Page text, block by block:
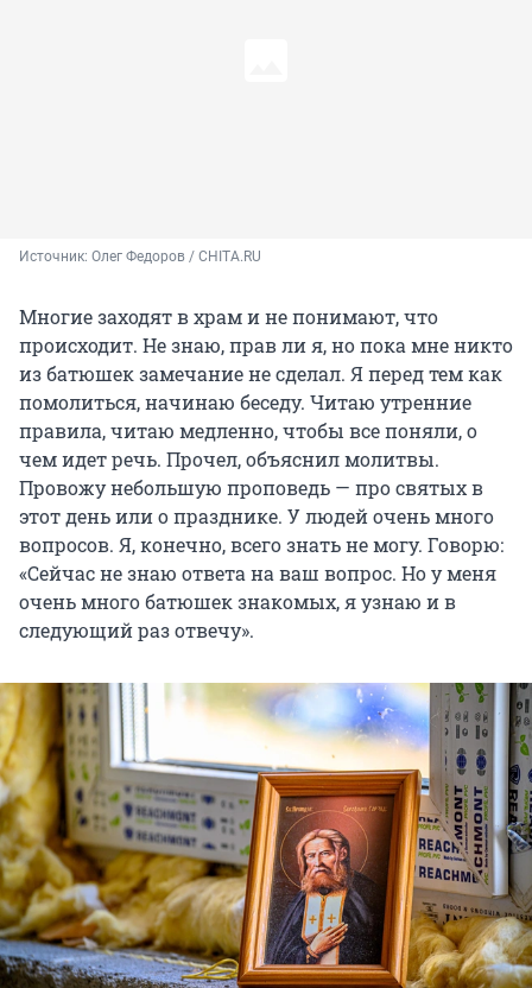
Источник: Олег Федоров / CHITA.RU
Многие заходят в храм и не понимают, что
происходит. Не знаю, прав ли я, но пока мне никто
из батюшек замечание не сделал. Я перед тем как
помолиться, начинаю беседу. Читаю утренние
правила, читаю медленно, чтобы все поняли, о
чем идет речь. Прочел, объяснил молитвы.
Провожу небольшую проповедь — про святых в
этот день или о празднике. У людей очень много
вопросов. Я, конечно, всего знать не могу. Говорю:
«Сейчас не знаю ответа на ваш вопрос. Но у меня
очень много батюшек знакомых, я узнаю и в
следующий раз отвечу».